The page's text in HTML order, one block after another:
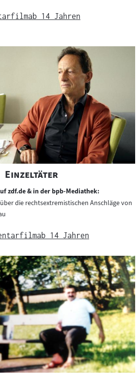
ab 14 Jahren
"
Einzeltäter
zdf.de & in der bpb-Mediathek:
die rechtsextremistischen Anschläge von
ab 14 Jahren